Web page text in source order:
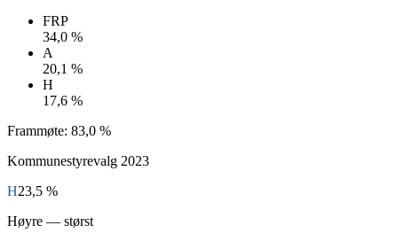
FRP
34,0 %
A
20,1 %
H
17,6 %
Frammøte: 83,0 %
Kommunestyrevalg 2023
H23,5 %
Høyre — størst